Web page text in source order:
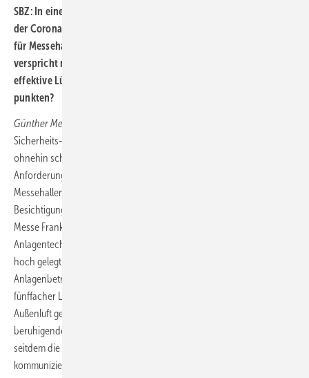
SBZ: In einem halben Jahr öffnet die ISH 2021 ihr Tore. Im Zuge
der Corona-Pandemie mit einem angepassten Hygienekonzept
für Messehallen und Ausstellerstände. Schutz vor Infektionen
verspricht nach gängiger Meinung von Experten auch eine
effektive Lüftung. Können die Frankfurter Messehallen hier
punkten?
Günther Mertz:
Sicherheits- und Hygienekonzept präsentiert, das weit über die
ohnehin schon hochgesteckten verordnungsrechtlichen
Anforderungen hinausgeht. Was die Raumlufttechnik in den
Messehallen anbelangt, konnten wir uns bereits bei mehreren
Besichtigungen in den Technikzentralen davon überzeugen, dass die
Messe Frankfurt die Messlatte in Bezug auf Komponenten- und
Anlagentechnik, Effizienz, Instandhaltung und FM schon immer sehr
hoch gelegt hat. Dieses Qualitätsniveau kommt jetzt dem
Anlagenbetrieb in der Tat zugute: In den Messehallen kann ein bis zu
fünffacher Luftwechsel sichergestellt und die Anlagen mit 100 %
Außenluft gefahren werden. Für die aktuelle Situation ein wahrlich
beruhigender und auch ermutigender Umstand. Denn spätestens,
seitdem die Virenübertragungswege durch Aerosole identifiziert und
kommuniziert wurden, wissen wir die Bedeutung der Lüftungstechnik